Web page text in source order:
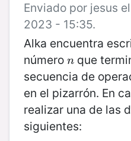
Enviado por jesus
2023 - 15:35.
Alka encuentra
número n
n que
secuencia de
en el pizarrón. En
realizar una de las
siguientes: